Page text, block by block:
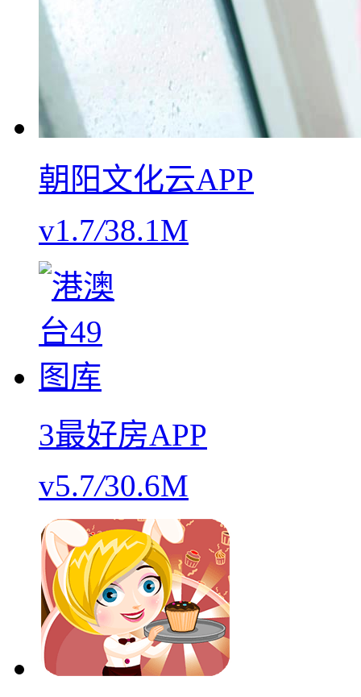
朝阳文化云APP
v1.7/38.1M
3最好房APP
v5.7/30.6M